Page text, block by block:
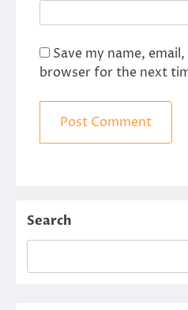
Save my name,
browser for the next
Search